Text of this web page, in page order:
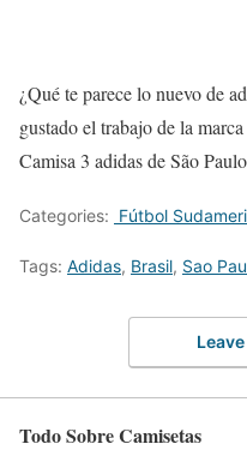
¿Qué te parece lo nuevo de
gustado el trabajo de la
Camisa 3 adidas de São
Categories: Fútbol
Tags: Adidas, Brasil, Sao
Todo Sobre Camisetas